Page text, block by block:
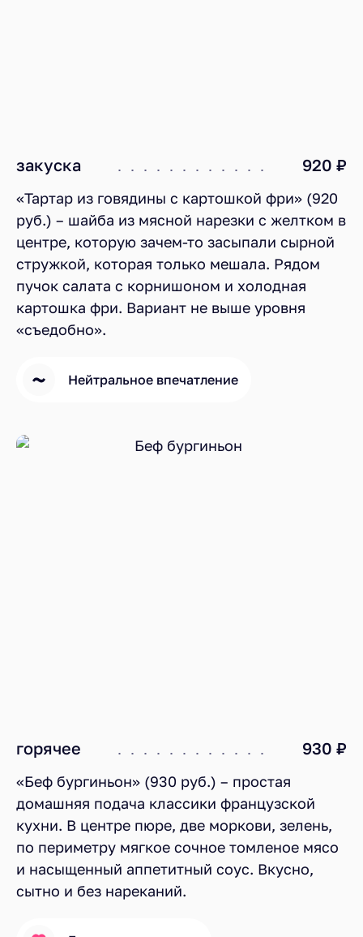
закуска 920 ₽
«Тартар из говядины с картошкой фри» (920
руб.) – шайба из мясной нарезки с желтком в
центре, которую зачем-то засыпали сырной
стружкой, которая только мешала. Рядом
пучок салата с корнишоном и холодная
картошка фри. Вариант не выше уровня
«съедобно».
Нейтральное впечатление
горячее 930 ₽
«Беф бургиньон» (930 руб.) – простая
домашняя подача классики французской
кухни. В центре пюре, две моркови, зелень,
по периметру мягкое сочное томленое мясо
и насыщенный аппетитный соус. Вкусно,
сытно и без нареканий.